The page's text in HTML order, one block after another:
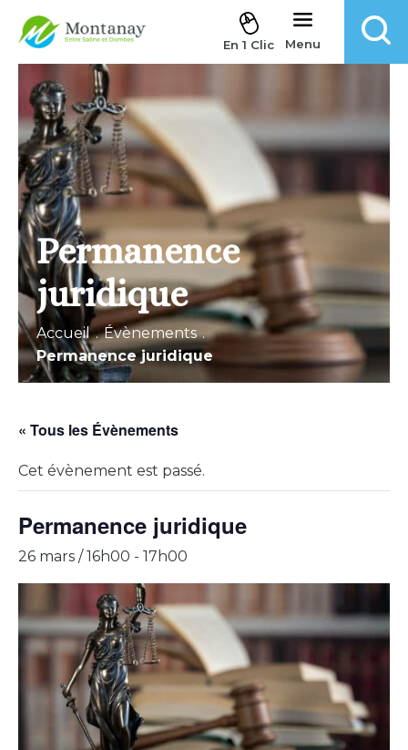
Aller au contenu
En 1 Clic Menu
Permanence
juridique
Accueil . Évènements .
Permanence juridique
« Tous les Évènements
Cet évènement est passé.
Permanence juridique
26 mars / 16h00 - 17h00